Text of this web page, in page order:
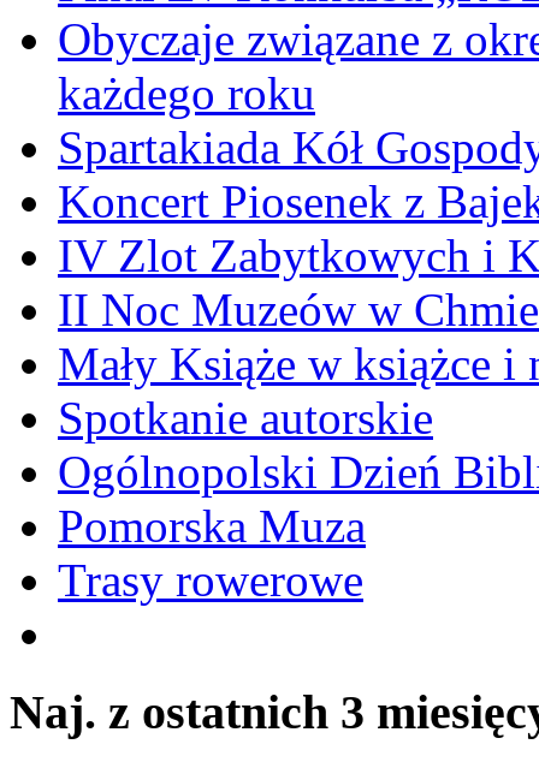
Obyczaje związane z
każdego roku
Spartakiada Kół
Koncert Piosenek z
IV Zlot Zabytkowych i
II Noc Muzeów w
Mały Książe w książce i
Spotkanie autorskie
Ogólnopolski Dzień
Pomorska Muza
Trasy rowerowe
Naj. z ostatnich 3